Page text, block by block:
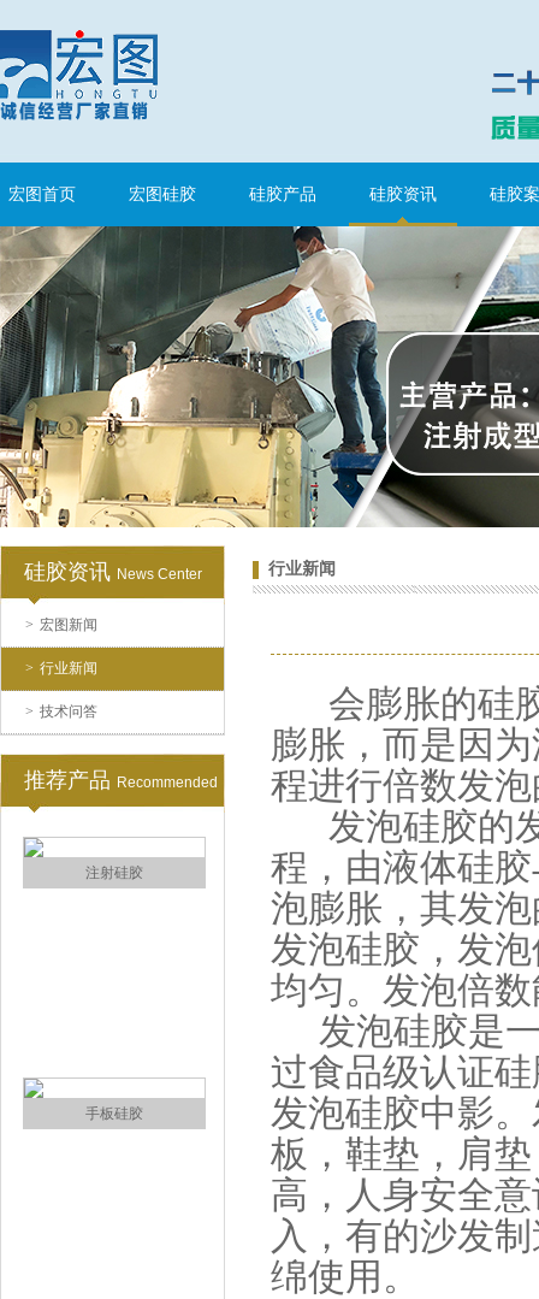
宏图首页 宏图硅胶 硅胶产品 硅胶资讯 硅胶
硅胶资讯 News Center
> 宏图新闻
> 行业新闻
> 技术问答
推荐产品 Recommended
涂布硅胶
半透明模具硅胶
注射硅胶
手板硅胶
行业新闻
会膨胀的硅胶
膨胀，而是因
程进行倍数发
发泡硅胶的发
程，由液体硅
泡膨胀，其发
发泡硅胶，发
均匀。发泡倍
发泡硅胶是一
过食品级认证
发泡硅胶中影
板，鞋垫，肩
高，人身安全
入，有的沙发
绵使用。